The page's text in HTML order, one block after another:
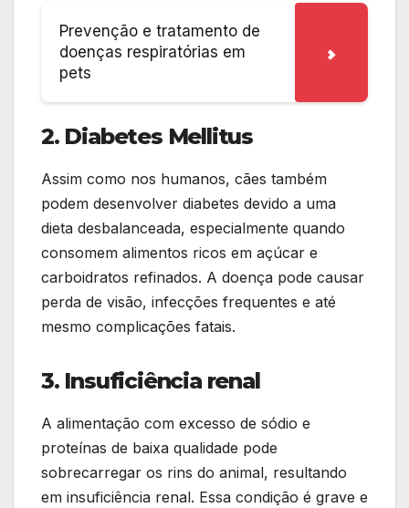
Prevenção e tratamento de
doenças respiratórias em
pets
2. Diabetes Mellitus
Assim como nos humanos, cães também
podem desenvolver diabetes devido a uma
dieta desbalanceada, especialmente quando
consomem alimentos ricos em açúcar e
carboidratos refinados. A doença pode causar
perda de visão, infecções frequentes e até
mesmo complicações fatais.
3. Insuficiência renal
A alimentação com excesso de sódio e
proteínas de baixa qualidade pode
sobrecarregar os rins do animal, resultando
em insuficiência renal. Essa condição é grave e